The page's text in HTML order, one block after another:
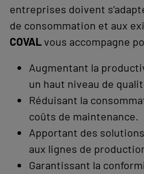
entreprises doivent
de consommation et aux
COVALvous accompagne
Augmentant la
un haut niveau de
Réduisant la
coûts de maintenance.
Apportant des
aux lignes de
Garantissant la